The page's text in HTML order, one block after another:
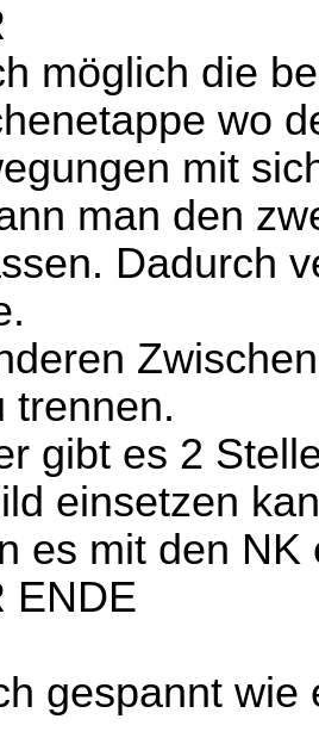
möglich die
wo
mit
man den
Dadurch
trennen.
gibt es 2
einsetzen
es mit den NK
ENDE
gespannt